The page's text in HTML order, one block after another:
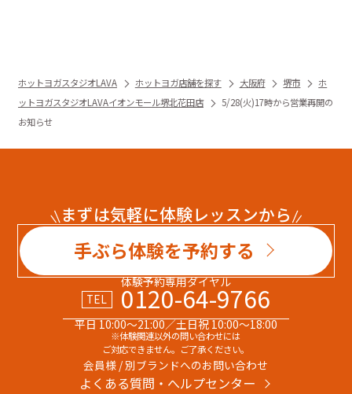
ホットヨガスタジオLAVA ホットヨガ店舗を探す 大阪府 堺市
ホ
ットヨガスタジオLAVAイオンモール堺北花田店
5/28(火)17時から営業再開の
お知らせ
まずは気軽に体験レッスンから
手ぶら体験を予約する
体験予約専用ダイヤル
TEL
0120-64-9766
平日 10:00～21:00／土日祝 10:00～18:00
※体験関連以外の問い合わせには
ご対応できません。ご了承ください。
会員様 / 別ブランドへのお問い合わせ
よくある質問・へルプセンター